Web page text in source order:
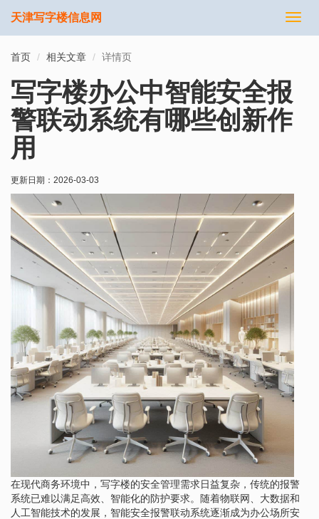
切
天津写字楼信息网
首页 相关文章 详情页
写字楼办公中智能安全报
警联动系统有哪些创新作
用
更新日期： 2026-03-03
在现代商务环境中，写字楼的安全管理需求日益复杂，传统的报警
系统已难以满足高效、智能化的防护要求。随着物联网、大数据和
人工智能技术的发展，智能安全报警联动系统逐渐成为办公场所安